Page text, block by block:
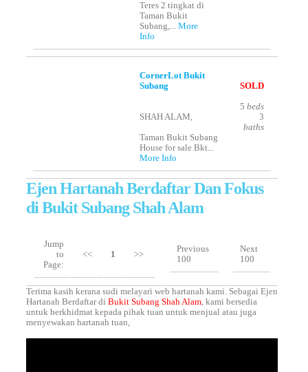
Teres 2 tingkat di
Taman Bukit
Subang,...More
Info
CornerLot Bukit
Subang
SHAH ALAM,
Taman Bukit Subang
House for sale Bkt...
More Info
SOLD
5 beds
3
baths
Ejen Hartanah Berdaftar Dan Fokus
di Bukit Subang Shah Alam
Jump
to
Page:
<< 1 >>
Previous
100
Next
100
Terima kasih kerana sudi melayari web hartanah kami. Sebagai Ejen
Hartanah Berdaftar diBukit Subang Shah Alam, kami bersedia
untuk berkhidmat kepada pihak tuan untuk menjual atau juga
menyewakan hartanah tuan,